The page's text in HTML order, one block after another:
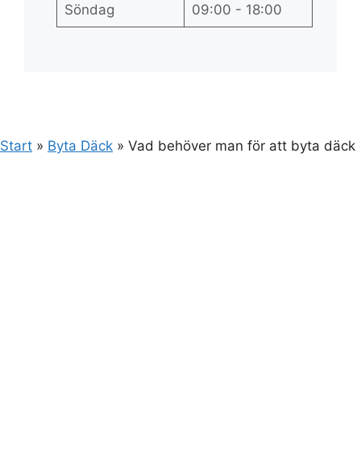
Söndag 09:00 - 18:00
Start » Byta Däck » Vad behöver man för att byta däck